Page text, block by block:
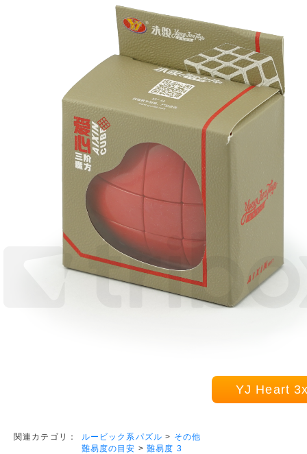
YJ Heart
関連カテゴリ： ルービック系パズル > その他
難易度の目安 >難易度 3